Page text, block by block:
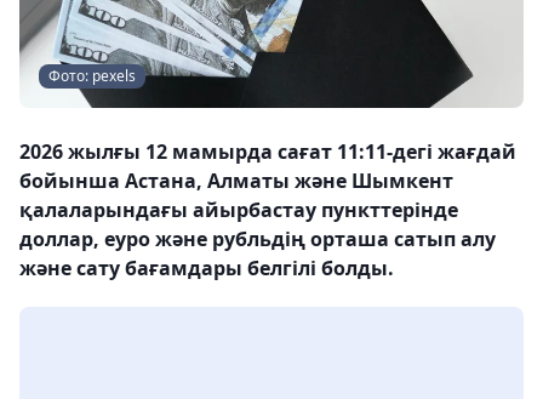
Фото: pexels
2026 жылғы 12 мамырда сағат 11:11-дегі жағдай
бойынша Астана, Алматы және Шымкент
қалаларындағы айырбастау пункттерінде
доллар, еуро және рубльдің орташа сатып алу
және сату бағамдары белгілі болды.